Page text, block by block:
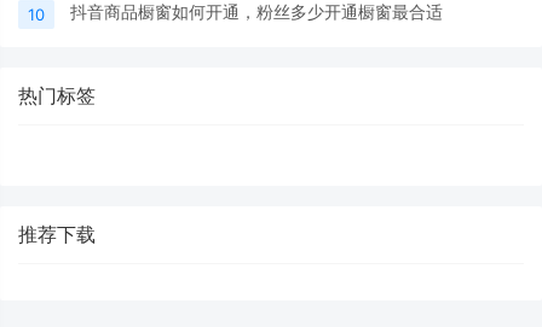
10 抖音商品橱窗如何开通，粉丝多少开通橱窗最合适
热门标签
推荐下载